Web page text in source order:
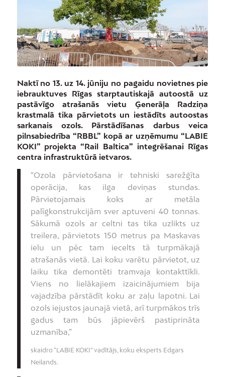
Naktī no 13. uz 14. jūniju no pagaidu novietnes pie
iebrauktuves Rīgas starptautiskajā autoostā uz
pastāvīgo atrašanās vietu Ģenerāļa Radziņa
krastmalā tika pārvietots un iestādīts autoostas
sarkanais ozols. Pārstādīšanas darbus veica
pilnsabiedrība “RBBL” kopā ar uzņēmumu “LABIE
KOKI” projekta “Rail Baltica” integrēšanai Rīgas
centra infrastruktūrā ietvaros.
“Ozola pārvietošana ir tehniski sarežģīta
operācija, kas ilga deviņas stundas.
Pārvietojamais koks ar metāla
palīgkonstrukcijām sver aptuveni 40 tonnas.
Sākumā ozols ar celtni tas tika uzlikts uz
treilera, pārvietots 150 metrus pa Maskavas
ielu un pēc tam iecelts tā turpmākajā
atrašanās vietā. Lai koku varētu pārvietot, uz
laiku tika demontēti tramvaja kontakttīkli.
Viens no lielākajiem izaicinājumiem bija
vajadzība pārstādīt koku ar zaļu lapotni. Lai
ozols iejustos jaunajā vietā, arī turpmākos trīs
gadus tam būs jāpievērš pastiprināta
uzmanība,”
skaidro “LABIE KOKI” vadītājs, koku eksperts Edgars
Neilands.